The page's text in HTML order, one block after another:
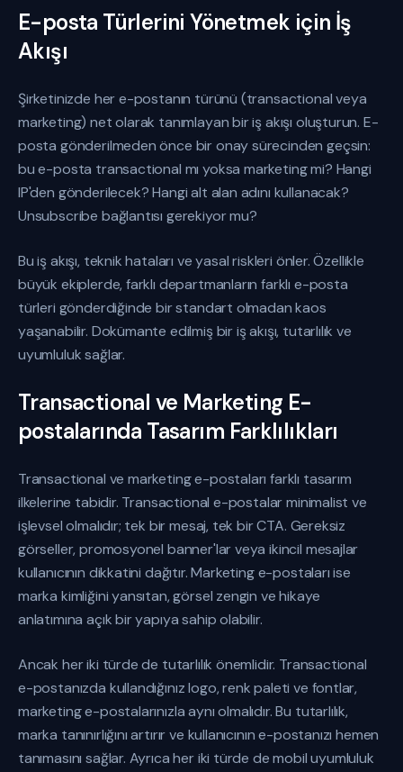
E-posta Türlerini Yönetmek için İş
Akışı
Şirketinizde her e-postanın türünü (transactional veya
marketing) net olarak tanımlayan bir iş akışı oluşturun. E-
posta gönderilmeden önce bir onay sürecinden geçsin:
bu e-posta transactional mı yoksa marketing mi? Hangi
IP'den gönderilecek? Hangi alt alan adını kullanacak?
Unsubscribe bağlantısı gerekiyor mu?
Bu iş akışı, teknik hataları ve yasal riskleri önler. Özellikle
büyük ekiplerde, farklı departmanların farklı e-posta
türleri gönderdiğinde bir standart olmadan kaos
yaşanabilir. Dokümante edilmiş bir iş akışı, tutarlılık ve
uyumluluk sağlar.
Transactional ve Marketing E-
postalarında Tasarım Farklılıkları
Transactional ve marketing e-postaları farklı tasarım
ilkelerine tabidir. Transactional e-postalar minimalist ve
işlevsel olmalıdır; tek bir mesaj, tek bir CTA. Gereksiz
görseller, promosyonel banner'lar veya ikincil mesajlar
kullanıcının dikkatini dağıtır. Marketing e-postaları ise
marka kimliğini yansıtan, görsel zengin ve hikaye
anlatımına açık bir yapıya sahip olabilir.
Ancak her iki türde de tutarlılık önemlidir. Transactional
e-postanızda kullandığınız logo, renk paleti ve fontlar,
marketing e-postalarınızla aynı olmalıdır. Bu tutarlılık,
marka tanınırlığını artırır ve kullanıcının e-postanızı hemen
tanımasını sağlar. Ayrıca her iki türde de mobil uyumluluk